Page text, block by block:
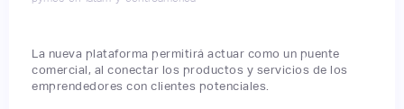
La nueva plataforma permitirá actuar como un puente
comercial, al conectar los productos y servicios de los
emprendedores con clientes potenciales.